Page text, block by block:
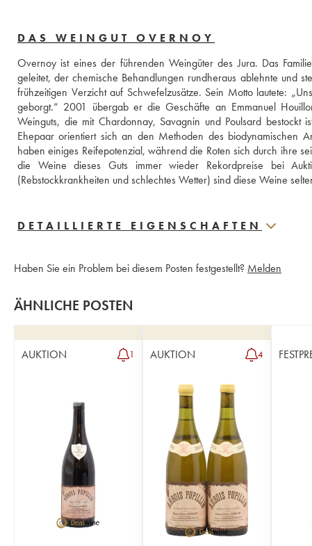
DAS WEINGUT OVERNOY
Overnoy ist eines der führenden Weingüter des Jura. Das
geleitet, der chemische Behandlungen rundheraus ablehnte und
frühzeitigen Verzicht auf Schwefelzusätze. Sein Motto lautete:
geborgt.“ 2001 übergab er die Geschäfte an Emmanuel
Weinguts, die mit Chardonnay, Savagnin und Poulsard bestockt
Ehepaar orientiert sich an den Methoden des biodynamischen
haben einiges Reifepotenzial, während die Roten sich durch ihre
die Weine dieses Guts immer wieder Rekordpreise bei
(Rebstockkrankheiten und schlechtes Wetter) sind diese Weine
DETAILLIERTE EIGENSCHAFTEN
Haben Sie ein Problem bei diesem Posten festgestellt? Melden
ÄHNLICHE POSTEN
AUKTION 1 AUKTION 4